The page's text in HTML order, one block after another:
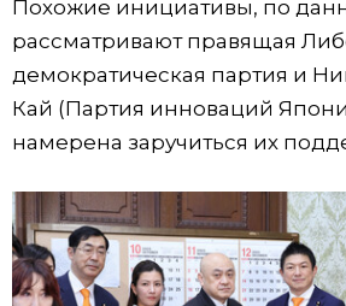
От редакции
Похожие инициативы, по
рассматривают правящая
демократическая партия и
Кай (Партия инноваций
намерена заручиться их